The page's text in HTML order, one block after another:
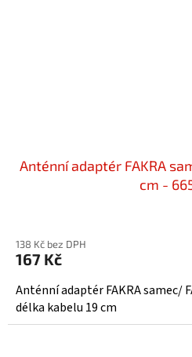
Anténní adaptér FAKRA
cm -
138 Kč bez DPH
167 Kč
Anténní adaptér FAKRA samec/
délka kabelu 19 cm